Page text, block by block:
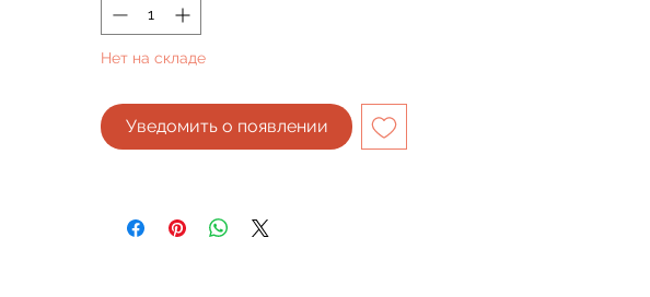
Нет на складе
Уведомить о появлении